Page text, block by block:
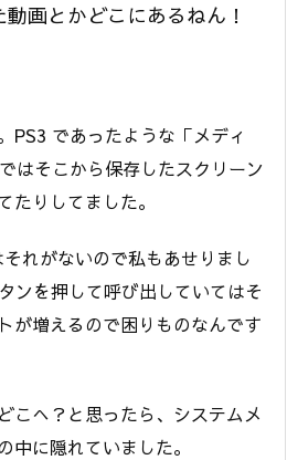
画とかどこにあるねん！
PS3 であったような「メディ
はそこから保存したスクリーン
たりしてました。
れがないので私もあせりまし
ンを押して呼び出していてはそ
が増えるので困りものなんです
こへ？と思ったら、システムメ
中に隠れていました。